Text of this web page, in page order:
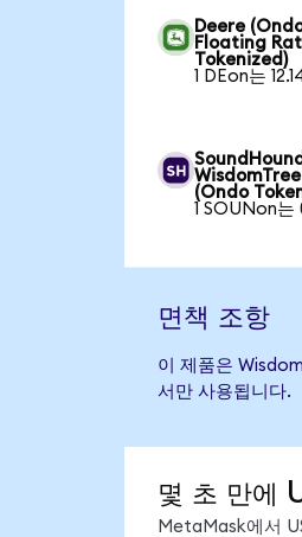
Deere
Floating
Tokenized)
1 DEon는
(Ondo
1 SOUNon는
면책 조항
이 제품은
서만 사용됩니다.
몇 초 만에
MetaMask에서